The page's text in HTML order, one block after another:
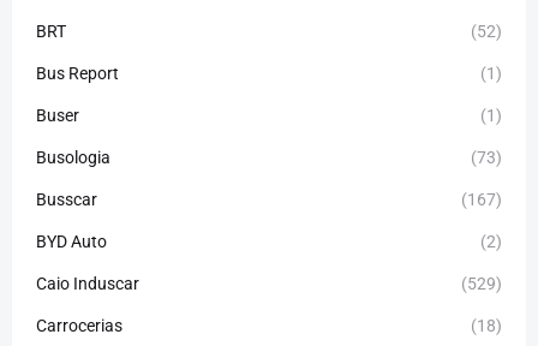
BRT (52)
Bus Report (1)
Buser (1)
Busologia (73)
Busscar (167)
BYD Auto (2)
Caio Induscar (529)
Carrocerias (18)